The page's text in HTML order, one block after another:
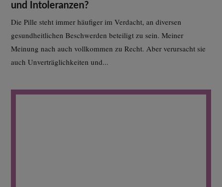
und Intoleranzen?
Die Pille steht immer häufiger im Verdacht, an diversen
gesundheitlichen Beschwerden beteiligt zu sein. Meiner
Meinung nach auch vollkommen zu Recht. Aber verursacht sie
auch Unverträglichkeiten und...